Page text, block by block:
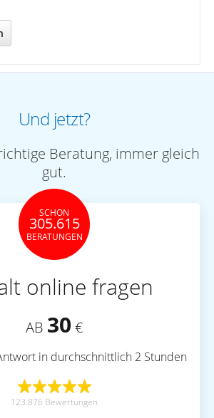
Und jetzt?
Beratung, immer gleich
gut.
SCHON
305.615
BERATUNGEN
online fragen
AB 30 €
in durchschnittlich 2 Stunden
123.876 Bewertungen